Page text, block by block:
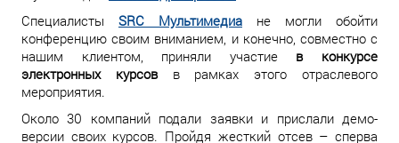
Специалисты SRC Мультимедиа не могли обойти
конференцию своим вниманием, и конечно, совместно с
нашим клиентом, приняли участие в конкурсе
электронных курсовв рамках этого отраслевого
мероприятия.
Около 30 компаний подали заявки и прислали демо-
версии своих курсов. Пройдя жесткий отсев – сперва